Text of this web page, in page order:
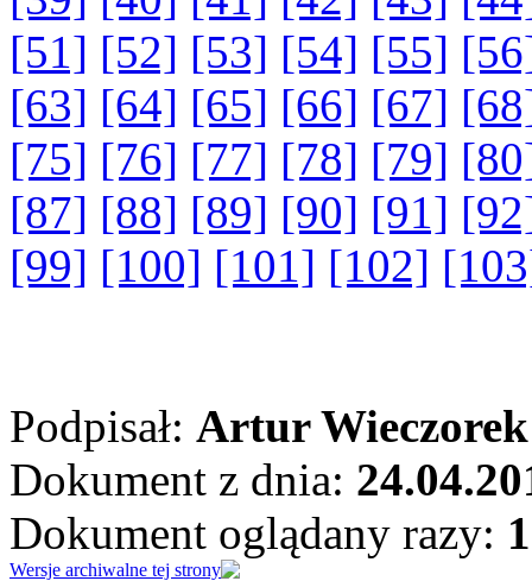
[51] [52] [53] [54] [55]
[63] [64] [65] [66] [67]
[75] [76] [77] [78] [79]
[87] [88] [89] [90] [91]
[99] [100] [101] [102]
Podpisał: Artur Wieczorek
Dokument z dnia:
Dokument oglądany razy:
Wersje archiwalne tej strony